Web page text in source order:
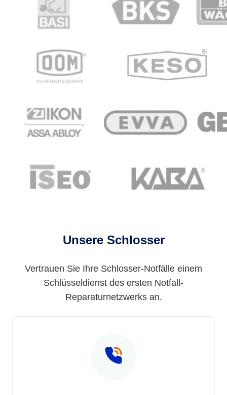
Unsere Schlosser
Vertrauen Sie Ihre Schlosser-Notfälle einem
Schlüsseldienst des ersten Notfall-
Reparaturnetzwerks an.